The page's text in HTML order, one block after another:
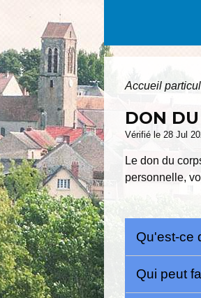
Accueil
DON
Vérifié le 28 Jul
Le don du
personnelle,
Qu'est-ce
Qui peut